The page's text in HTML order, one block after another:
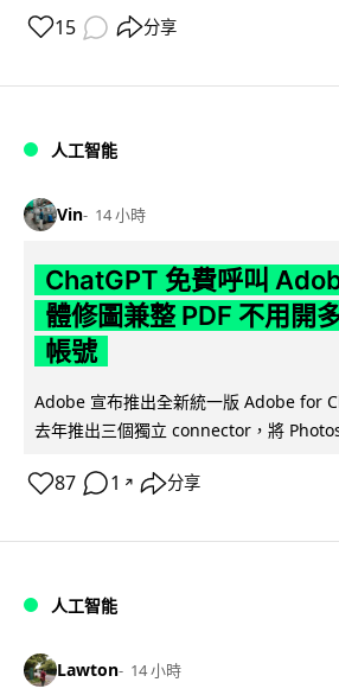
15 分享
人工智能
Vin 14 小時
ChatGPT 免費呼叫
體修圖兼整 PDF 不用開
帳號
Adobe 宣布推出全新統一版 Adobe for
去年推出三個獨立 connector，將
87 1 ↗ 分享
人工智能
Lawton 14 小時